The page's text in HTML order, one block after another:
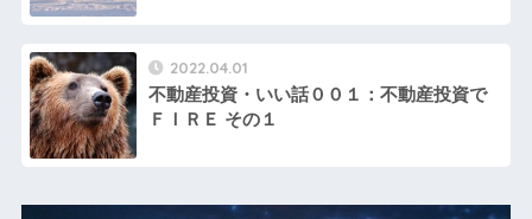
2022.04.01
不動産投資・いい話００１：不動産投資で
ＦＩＲＥ その１